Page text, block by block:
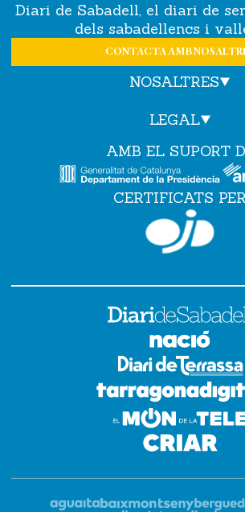
Diari de Sabadell, el diari de
dels sabadellencs i
CONTACTA AMB
NOSALTRES
LEGAL
AMB EL SUPORT
CERTIFICATS PER